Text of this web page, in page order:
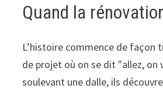
Quand la
L’histoire commence de façon
de projet où on se dit "allez,
soulevant une dalle, ils